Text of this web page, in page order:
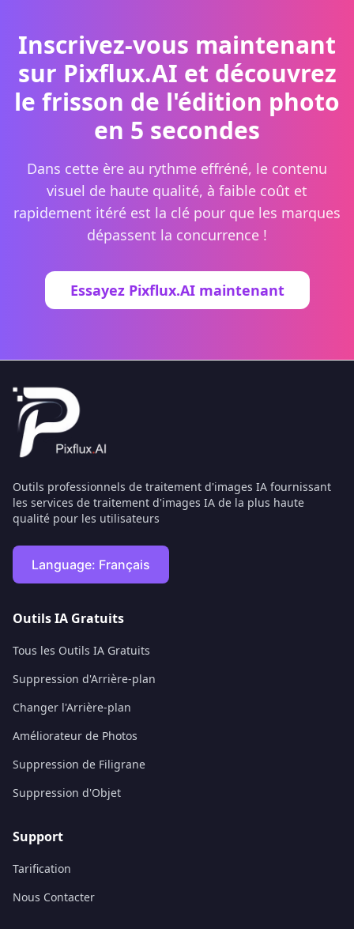
Inscrivez-vous maintenant
sur Pixflux.AI et découvrez
le frisson de l'édition photo
en 5 secondes
Dans cette ère au rythme effréné, le contenu
visuel de haute qualité, à faible coût et
rapidement itéré est la clé pour que les marques
dépassent la concurrence !
Essayez Pixflux.AI maintenant
Outils professionnels de traitement d'images IA fournissant
les services de traitement d'images IA de la plus haute
qualité pour les utilisateurs
Language: Français
Outils IA Gratuits
Tous les Outils IA Gratuits
Suppression d'Arrière-plan
Changer l'Arrière-plan
Améliorateur de Photos
Suppression de Filigrane
Suppression d'Objet
Support
Tarification
Nous Contacter